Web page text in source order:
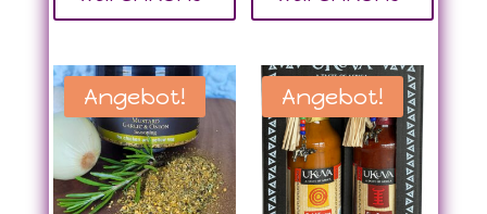
Angebot! Angebot!